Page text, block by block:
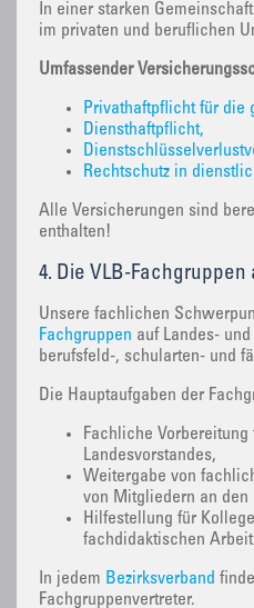
In einer starken
im privaten und beruflichen
Umfassender
Privathaftpflicht für die
Diensthaftpflicht,
Rechtschutz in
Alle Versicherungen sind
enthalten!
4. Die VLB-Fachgruppen
Unsere fachlichen
Fachgruppen auf Landes-
berufsfeld-, schularten- und
Die Hauptaufgaben der
Fachliche
Landesvorstandes,
Weitergabe von
von Mitgliedern an den
Hilfestellung für
fachdidaktischen
In jedem Bezirksverband
Fachgruppenvertreter.